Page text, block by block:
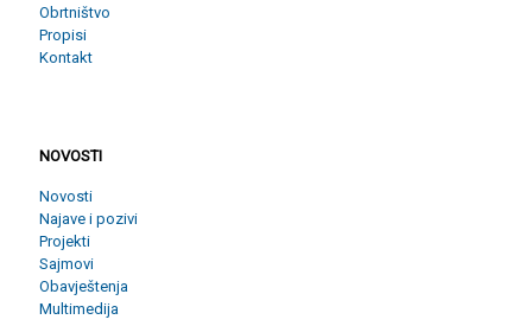
Obrtništvo
Propisi
Kontakt
NOVOSTI
Novosti
Najave i pozivi
Projekti
Sajmovi
Obavještenja
Multimedija